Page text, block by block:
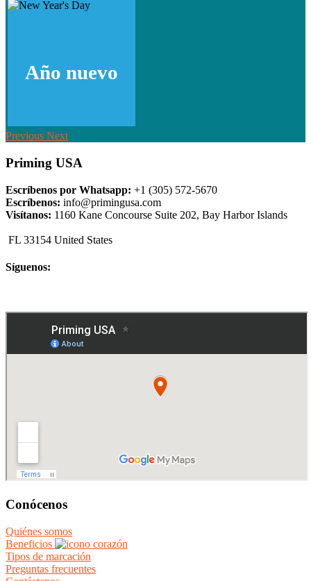
Año nuevo
Previous Next
Priming USA
Escríbenos por Whatsapp: +1 (305) 572-5670
Escríbenos: info@primingusa.com
Visítanos: 1160 Kane Concourse Suite 202, Bay Harbor Islands
FL 33154 United States
Síguenos:
Conócenos
Quiénes somos
Beneficios
Tipos de marcación
Preguntas frecuentes